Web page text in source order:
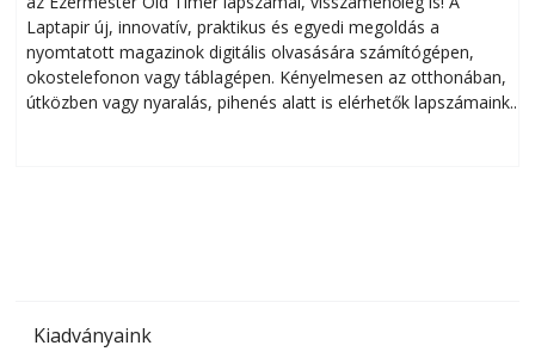
Laptapir új, innovatív, praktikus és egyedi megoldás a
nyomtatott magazinok digitális olvasására számítógépen,
okostelefonon vagy táblagépen. Kényelmesen az otthonában,
útközben vagy nyaralás, pihenés alatt is elérhetők lapszámaink.
Kiadványaink